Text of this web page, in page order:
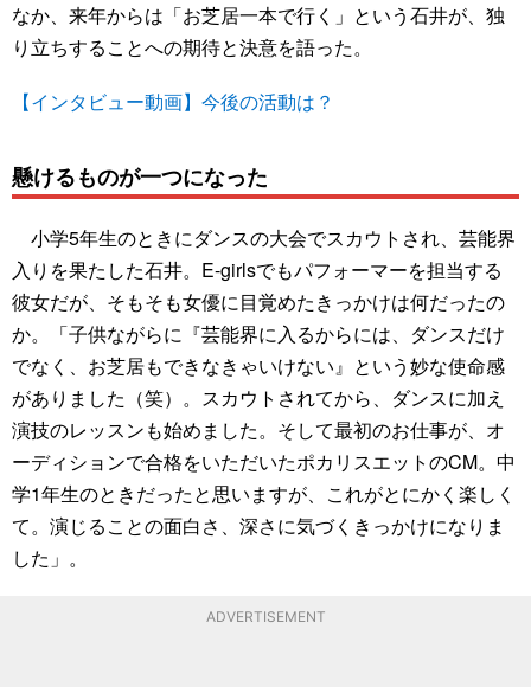
なか、来年からは「お芝居一本で行く」という石井が、独
り立ちすることへの期待と決意を語った。
【インタビュー動画】今後の活動は？
懸けるものが一つになった
小学5年生のときにダンスの大会でスカウトされ、芸能界
入りを果たした石井。E-girlsでもパフォーマーを担当する
彼女だが、そもそも女優に目覚めたきっかけは何だったの
か。「子供ながらに『芸能界に入るからには、ダンスだけ
でなく、お芝居もできなきゃいけない』という妙な使命感
がありました（笑）。スカウトされてから、ダンスに加え
演技のレッスンも始めました。そして最初のお仕事が、オ
ーディションで合格をいただいたポカリスエットのCM。中
学1年生のときだったと思いますが、これがとにかく楽しく
て。演じることの面白さ、深さに気づくきっかけになりま
した」。
ADVERTISEMENT